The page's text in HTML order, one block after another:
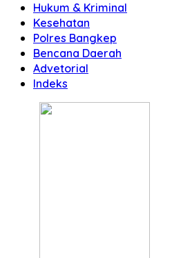
Hukum & Kriminal
Kesehatan
Polres Bangkep
Bencana Daerah
Advetorial
Indeks